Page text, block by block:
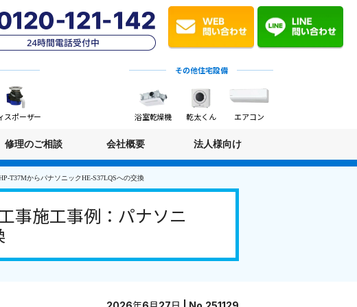
スポーザー
その他住宅設備
浴室乾燥機 乾太くん エアコン
修理のご相談 会社概要 法人様向け
T37MからパナソニックHE-S37LQSへの交換
事施工事例：パナソニ